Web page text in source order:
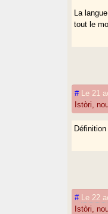
La
tout le
# Le 21
Istòri,
# Le 22
Istòri,